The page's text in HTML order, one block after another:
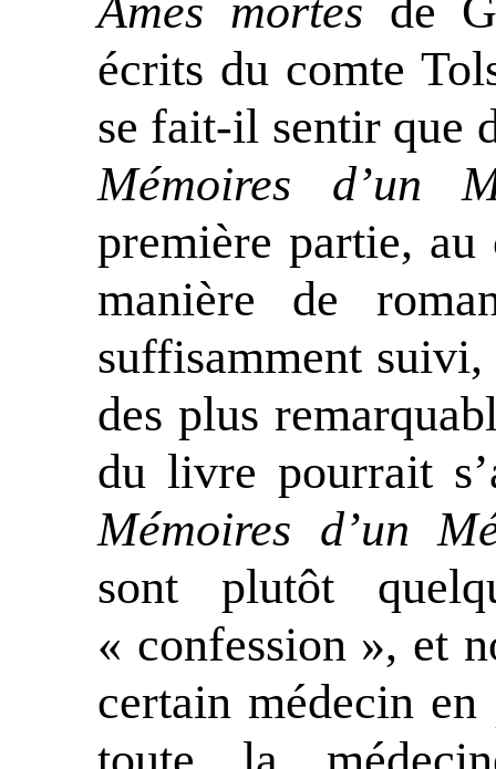
écrits du comte
se fait-il sentir que
Mémoires d’un
première partie,
manière de
suffisamment
des plus
du livre pourrait
Mémoires d’un
sont plutôt
« confession », et
certain médecin